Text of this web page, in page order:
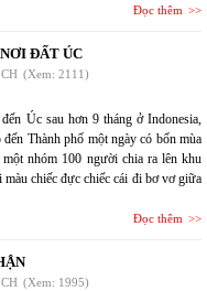
Đọc thêm
ĐẤT ÚC
(Xem: 2111)
Úc sau hơn 9 tháng ở Indonesia,
Thành phố một ngày có bốn mùa
nhóm 100 người chia ra lên khu
chiếc đực chiếc cái đi bơ vơ giữa
Đọc thêm
(Xem: 1995)